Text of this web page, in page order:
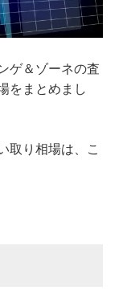
ゲ＆ゾーネの査
をまとめまし
取り相場は、こ